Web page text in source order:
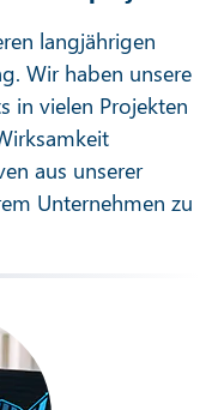
langjährigen
Wir haben unsere
in vielen Projekten
aus unserer
Unternehmen zu